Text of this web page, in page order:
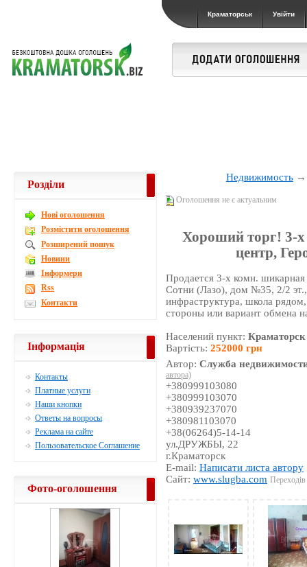
Краматорськ Увійти
Недвижимость
Оголошення не є актуальним
Хороший торг! 3-
центр,
Продается 3-х комн.
Сотни (Лазо), дом №35, 2/2
инфраструктура, школа
стороны или вариант обмена
Населений пункт:Краматорск
Вартість:252000 грн
Автор:Служба
автора)
+380999103080
+380999103070
+380939237070
+380981103070
+38(06264)5-14-14
ул.ДРУЖБЫ, 22
г.Краматорск
E-mail:Написати листа автору
Сайт:www.slugba.com
Розділи
Новi оголошення
Розмістити оголошення
Розширений пошук
Новини
Інформери
Rss
Контакти
Інформація
Контакты
Платные услуги
Наши кнопки
Ответы на вопросы
Реклама на сайте
Пользовательское Соглашение
Фото-оголошення